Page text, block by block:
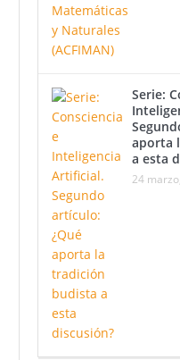
Serie:
aporta
a esta
24